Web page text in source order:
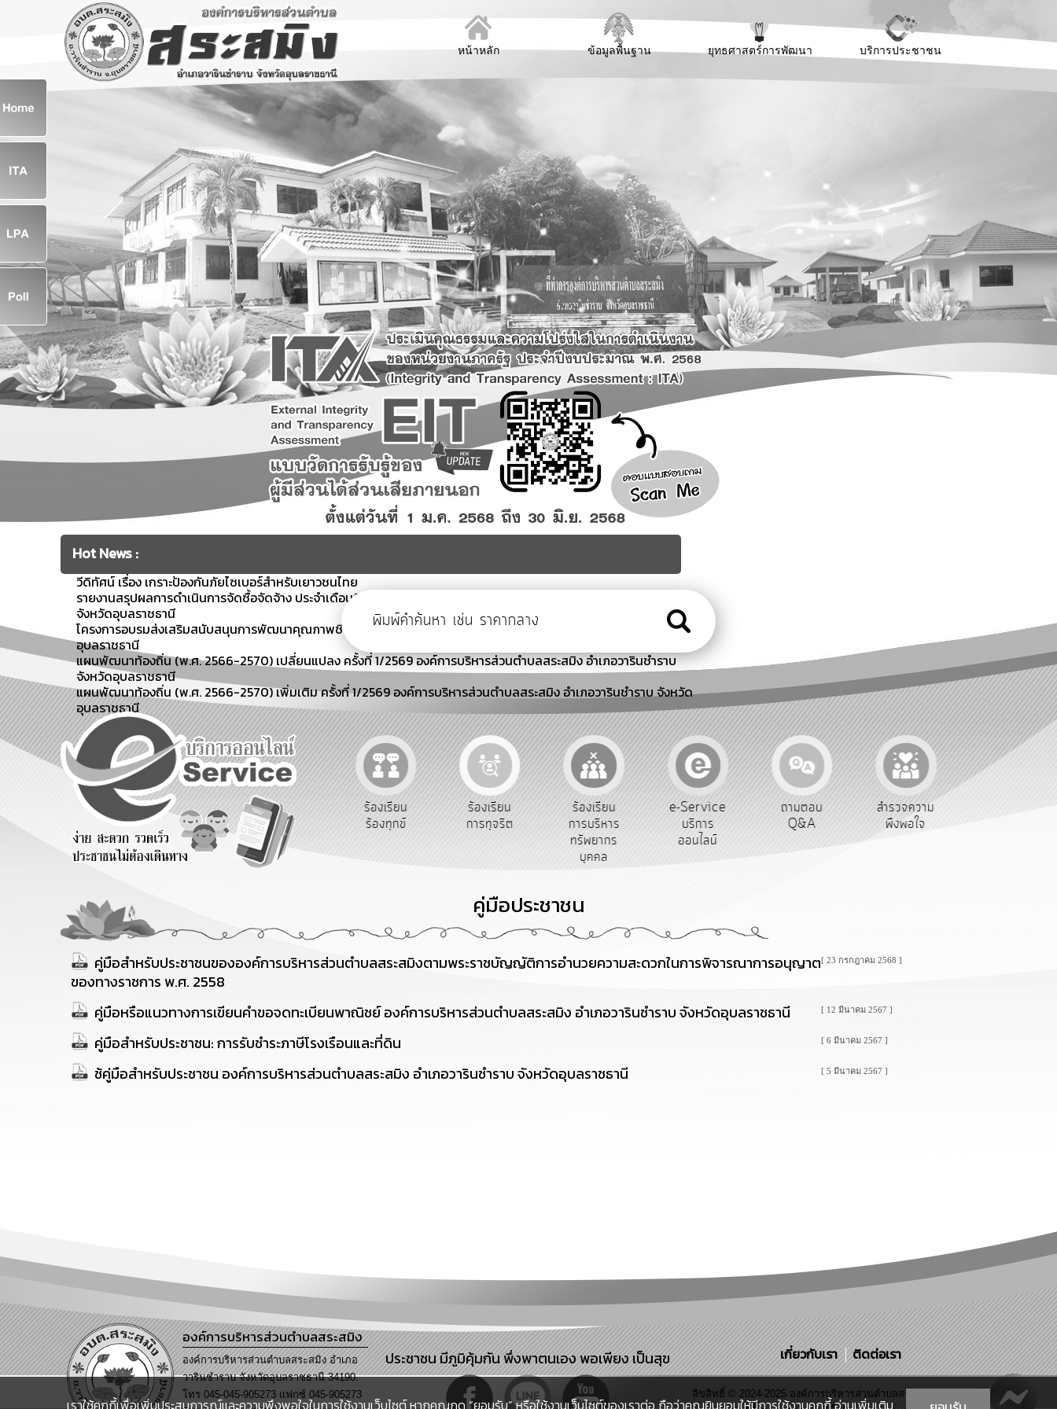
หน้าหลัก ข้อมูลพื้นฐาน ยุทธศาสตร์การพัฒนา บริการประชาชน
Hot News :
วีดิทัศน์ เรื่อง เกราะป้องกันภัยไซเบอร์สำหรับเยาวชนไทย
รายงานสรุปผลการดำเนินการจัดซื้อจัดจ้าง ประจำเดือนมิถุนายน 2569 องค์การบริหารส่วนตำบลสระสมิง อำเภอวารินชำราบ
จังหวัดอุบลราชธานี
โครงการอบรมส่งเสริมสนับสนุนการพัฒนาคุณภาพชีวิตผู้สูงอายุ (โรงเรียนผู้สูงอายุ) อบต.สระสมิง อำเภอวารินชำราบ จังหวัด
อุบลราชธานี
แผนพัฒนาท้องถิ่น (พ.ศ. 2566-2570) เปลี่ยนแปลง ครั้งที่ 1/2569 องค์การบริหารส่วนตำบลสระสมิง อำเภอวารินชำราบ
จังหวัดอุบลราชธานี
แผนพัฒนาท้องถิ่น (พ.ศ. 2566-2570) เพิ่มเติม ครั้งที่ 1/2569 องค์การบริหารส่วนตำบลสระสมิง อำเภอวารินชำราบ จังหวัด
อุบลราชธานี
ข้อมูลการ
สายด่วนผู้
บริหาร
รับฟังความ
คิดเห็น
ประชาชน
ร้องเรียน
ร้องทุกข์
ร้องเรียน
การทุจริต
ร้องเรียน
การบริหาร
ทรัพยากร
บุคคล
e-Service
บริการ
ออนไลน์
ถามตอบ
Q&A
สำรวจความ
พึงพอใจ
คู่มือประชาชน
คู่มือสำหรับประชาชนขององค์การบริหารส่วนตำบลสระสมิงตามพระราชบัญญัติการอำนวยความสะดวกในการพิจารณาการอนุญาต
ของทางราชการ พ.ศ. 2558
[ 23 กรกฎาคม 2568 ]
คู่มือหรือแนวทางการเขียนคำขอจดทะเบียนพาณิชย์ องค์การบริหารส่วนตำบลสระสมิง อำเภอวารินชำราบ จังหวัดอุบลราชธานี [ 12 มีนาคม 2567 ]
คู่มือสำหรับประชาชน: การรับชำระภาษีโรงเรือนและที่ดิน [ 6 มีนาคม 2567 ]
ช้คู่มือสำหรับประชาชน องค์การบริหารส่วนตำบลสระสมิง อำเภอวารินชำราบ จังหวัดอุบลราชธานี [ 5 มีนาคม 2567 ]
องค์การบริหารส่วนตำบลสระสมิง
องค์การบริหารส่วนตำบลสระสมิง อำเภอ
วารินชำราบ จังหวัดอุบลราชธานี 34190.
โทร 045-045-905273 แฟกซ์ 045-905273
ประชาชน มีภูมิคุ้มกัน พึ่งพาตนเอง พอเพียง เป็นสุข เกี่ยวกับเรา ติดต่อเรา
ลิขสิทธิ์ © 2024-2025 องค์การบริหารส่วนตำบลสระสมิง. ขอสงวนไว้
เราใช้คุกกี้เพื่อเพิ่มประสบการณ์และความพึงพอใจในการใช้งานเว็บไซต์ หากคุณกด “ยอมรับ” หรือใช้งานเว็บไซต์ของเราต่อ ถือว่าคุณยินยอมให้มีการใช้งานคุกกี้อ่านเพิ่มเติม